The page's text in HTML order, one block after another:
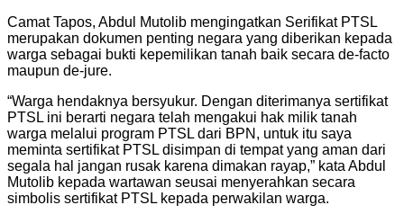
Camat Tapos, Abdul Mutolib mengingatkan Serifikat PTSL
merupakan dokumen penting negara yang diberikan kepada
warga sebagai bukti kepemilikan tanah baik secara de-facto
maupun de-jure.
“Warga hendaknya bersyukur. Dengan diterimanya sertifikat
PTSL ini berarti negara telah mengakui hak milik tanah
warga melalui program PTSL dari BPN, untuk itu saya
meminta sertifikat PTSL disimpan di tempat yang aman dari
segala hal jangan rusak karena dimakan rayap,” kata Abdul
Mutolib kepada wartawan seusai menyerahkan secara
simbolis sertifikat PTSL kepada perwakilan warga.